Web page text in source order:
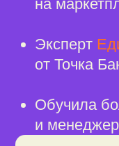
10 / 10
так оценивают
и лёгкость
70%
читателей пишут,
курсов
их ожиданиям